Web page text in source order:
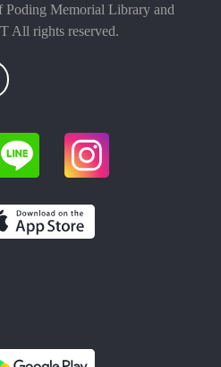
Memorial Library and
All rights reserved.